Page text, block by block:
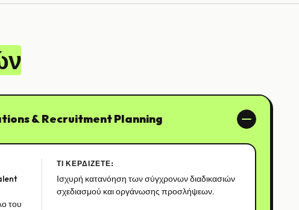
& Recruitment Planning
του
ΤΙ ΚΕΡΔΊΖΕΤΕ:
Ισχυρή κατανόηση των σύγχρονων διαδικασιών
σχεδιασμού και οργάνωσης προσλήψεων.